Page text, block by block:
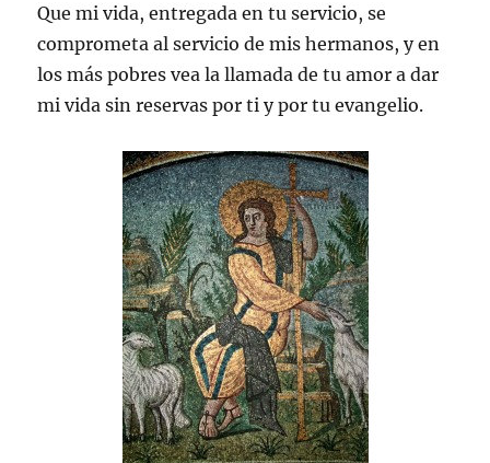
Que mi vida, entregada en tu servicio, se
comprometa al servicio de mis hermanos, y en
los más pobres vea la llamada de tu amor a dar
mi vida sin reservas por ti y por tu evangelio.